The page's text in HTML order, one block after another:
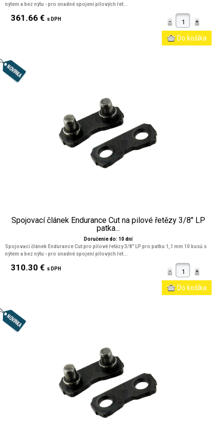
nýtem a bez nýtu - pro snadné spojení pilových řet...
361.66 € s DPH
Spojovací článek Endurance Cut na pilové řetězy 3/8" LP
patka...
Doručenie do: 10 dní
Spojovací článek Endurance Cut pro pilové řetězy 3/8" LP pro patku 1,1 mm 10 kusů s
nýtem a bez nýtu - pro snadné spojení pilových řet...
310.30 € s DPH